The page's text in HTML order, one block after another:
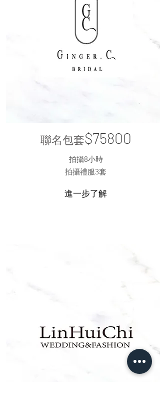
聯名包套$75800
拍攝8小時
​拍攝禮服3套
進一步了解